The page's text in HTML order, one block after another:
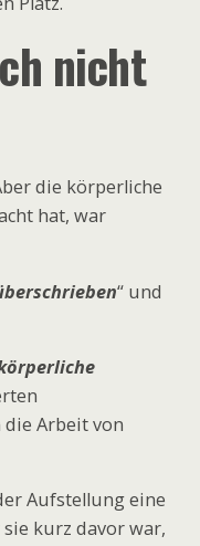
nicht
die körperliche
hat, war
“ und
die Arbeit von
Aufstellung eine
kurz davor war,